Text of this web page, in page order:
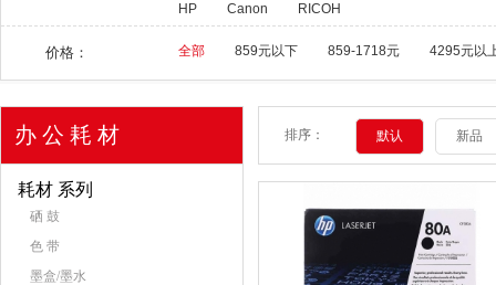
HP Canon RICOH
价格： 全部 859元以下 859-1718元 4295元以
办 公 耗 材
耗材 系列
硒 鼓
色 带
墨盒/墨水
排序： 默认 新品